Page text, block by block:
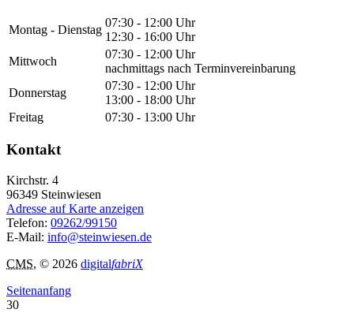
Montag - Dienstag
07:30 - 12:00 Uhr
12:30 - 16:00 Uhr
Mittwoch
07:30 - 12:00 Uhr
nachmittags nach Terminvereinbarung
Donnerstag
07:30 - 12:00 Uhr
13:00 - 18:00 Uhr
Freitag
07:30 - 13:00 Uhr
Kontakt
Kirchstr. 4
96349 Steinwiesen
Adresse auf Karte anzeigen
Telefon: 09262/99150
E-Mail: info@steinwiesen.de
CMS, © 2026 digitalfabriX
Seitenanfang
30